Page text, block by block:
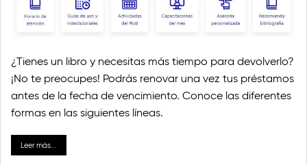
¿Tienes un libro y necesitas más tiempo para devolverlo?
¡No te preocupes! Podrás renovar una vez tus préstamos
antes de la fecha de vencimiento. Conoce las diferentes
formas en las siguientes líneas.
Leer más...